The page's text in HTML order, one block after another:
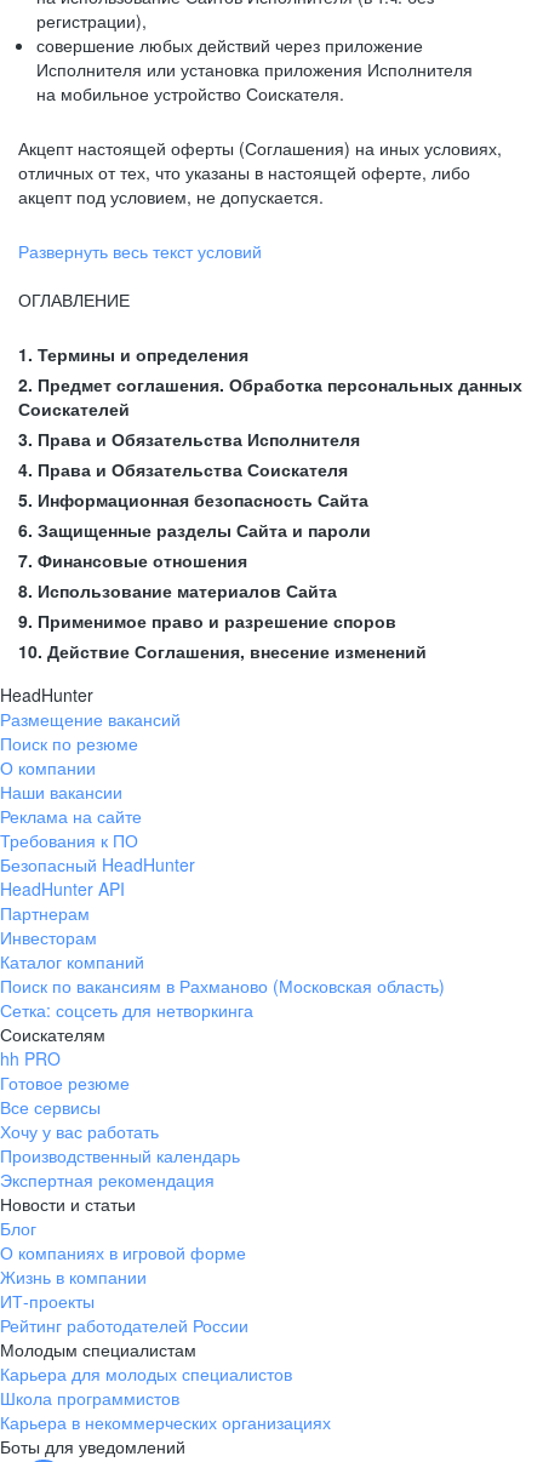
регистрации),
совершение любых действий через приложение
Исполнителя или установка приложения Исполнителя
на мобильное устройство Соискателя.
Акцепт настоящей оферты (Соглашения) на иных условиях,
отличных от тех, что указаны в настоящей оферте, либо
акцепт под условием, не допускается.
Развернуть весь текст условий
ОГЛАВЛЕНИЕ
1. Термины и определения
2. Предмет соглашения. Обработка персональных данных
Соискателей
3. Права и Обязательства Исполнителя
4. Права и Обязательства Соискателя
5. Информационная безопасность Сайта
6. Защищенные разделы Сайта и пароли
7. Финансовые отношения
8. Использование материалов Сайта
9. Применимое право и разрешение споров
10. Действие Соглашения, внесение изменений
HeadHunter
Размещение вакансий
Поиск по резюме
О компании
Наши вакансии
Реклама на сайте
Требования к ПО
Безопасный HeadHunter
HeadHunter API
Партнерам
Инвесторам
Каталог компаний
Поиск по вакансиям в Рахманово (Московская область)
Сетка: соцсеть для нетворкинга
Соискателям
hh PRO
Готовое резюме
Все сервисы
Хочу у вас работать
Производственный календарь
Экспертная рекомендация
Новости и статьи
Блог
О компаниях в игровой форме
Жизнь в компании
ИТ-проекты
Рейтинг работодателей России
Молодым специалистам
Карьера для молодых специалистов
Школа программистов
Карьера в некоммерческих организациях
Боты для уведомлений